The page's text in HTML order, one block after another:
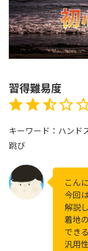
習得難易度
⭐⭐⭐
キーワード：ハンド
跳び
こん
今回
解説
着地
でき
汎用